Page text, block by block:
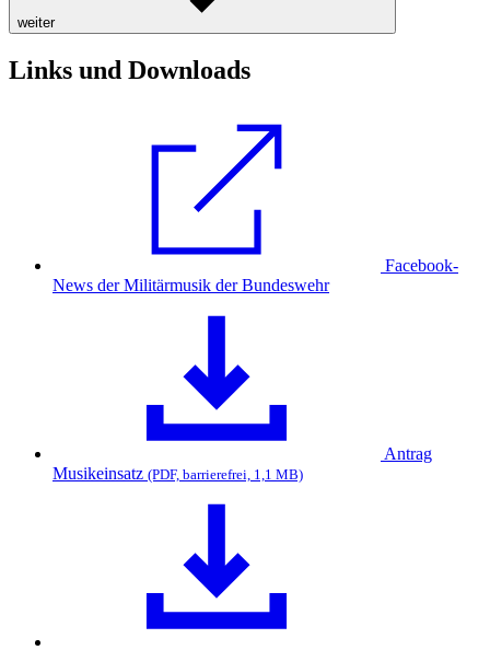
weiter
Links und Downloads
Facebook-
News der Militärmusik der Bundeswehr
Antrag
Musikeinsatz (PDF, barrierefrei, 1,1 MB)